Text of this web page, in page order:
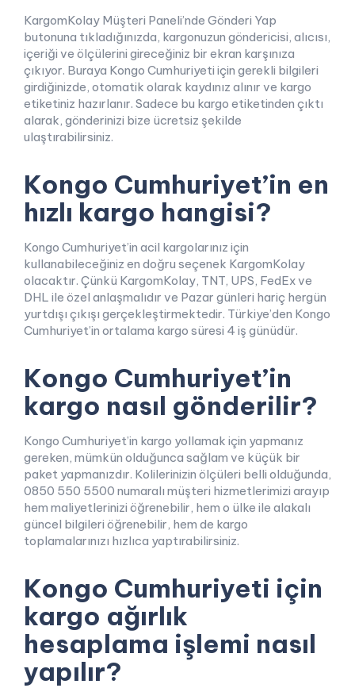
KargomKolay Müşteri Paneli’nde Gönderi Yap
butonuna tıkladığınızda, kargonuzun göndericisi, alıcısı,
içeriği ve ölçülerini gireceğiniz bir ekran karşınıza
çıkıyor. Buraya Kongo Cumhuriyeti için gerekli bilgileri
girdiğinizde, otomatik olarak kaydınız alınır ve kargo
etiketiniz hazırlanır. Sadece bu kargo etiketinden çıktı
alarak, gönderinizi bize ücretsiz şekilde
ulaştırabilirsiniz.
Kongo Cumhuriyet’in en
hızlı kargo hangisi?
Kongo Cumhuriyet’in acil kargolarınız için
kullanabileceğiniz en doğru seçenek KargomKolay
olacaktır. Çünkü KargomKolay, TNT, UPS, FedEx ve
DHL ile özel anlaşmalıdır ve Pazar günleri hariç hergün
yurtdışı çıkışı gerçekleştirmektedir. Türkiye’den Kongo
Cumhuriyet’in ortalama kargo süresi 4 iş günüdür.
Kongo Cumhuriyet’in
kargo nasıl gönderilir?
Kongo Cumhuriyet’in kargo yollamak için yapmanız
gereken, mümkün olduğunca sağlam ve küçük bir
paket yapmanızdır. Kolilerinizin ölçüleri belli olduğunda,
0850 550 5500 numaralı müşteri hizmetlerimizi arayıp
hem maliyetlerinizi öğrenebilir, hem o ülke ile alakalı
güncel bilgileri öğrenebilir, hem de kargo
toplamalarınızı hızlıca yaptırabilirsiniz.
Kongo Cumhuriyeti için
kargo ağırlık
hesaplama işlemi nasıl
yapılır?